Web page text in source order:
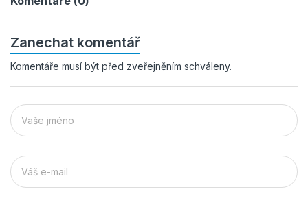
Zanechat komentář
Komentáře musí být před zveřejněním schváleny.